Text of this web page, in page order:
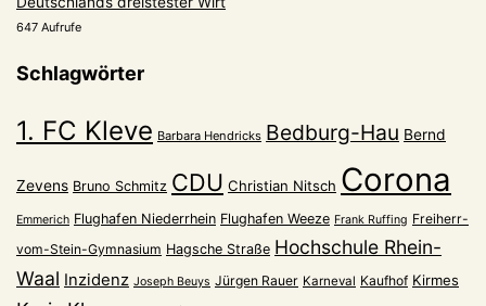
647 Aufrufe
Schlagwörter
1. FC Kleve Barbara Hendricks Bedburg-Hau Bernd
Zevens Bruno Schmitz CDU Christian Nitsch Corona
Emmerich Flughafen Niederrhein Flughafen Weeze Frank Ruffing Freiherr-
vom-Stein-Gymnasium Hagsche Straße Hochschule Rhein-
Waal Inzidenz Joseph Beuys Jürgen Rauer Karneval Kaufhof Kirmes